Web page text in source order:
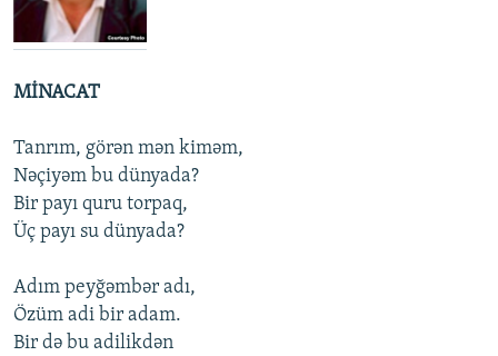
FOTOQALEREYA
İNFOQRAFIKA
KARIKATURA
OXU ZALI
AZƏRBAYCAN ƏDƏBIYYATI KITABXANASI
İSLAM VƏ DEMOKRATIYA
HAQQIMIZDA
MISSIYAMIZ
PEŞƏ ETIKASI VƏ JURNALISTIKA STANDARTLARIMIZ
AZADLIQRADIOSU MOBIL TELEFONUNUZDA
BIZIMLƏ ƏLAQƏ
RFE/RL-in bütün saytları
MİNACAT
Tanrım, görən mən kiməm,
Nəçiyəm bu dünyada?
Bir payı quru torpaq,
Üç payı su dünyada?
Adım peyğəmbər adı,
Özüm adi bir adam.
Bir də bu adilikdən